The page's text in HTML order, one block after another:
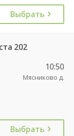
Выбрать
202
10:50
Мясниково д.
Выбрать